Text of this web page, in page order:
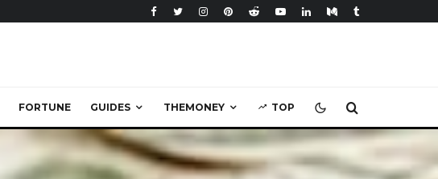
FORTUNE GUIDES THEMONEY TOP